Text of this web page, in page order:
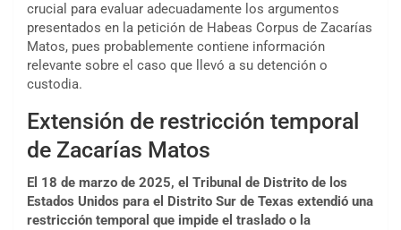
crucial para evaluar adecuadamente los argumentos
presentados en la petición de Habeas Corpus de Zacarías
Matos, pues probablemente contiene información
relevante sobre el caso que llevó a su detención o
custodia.
Extensión de restricción temporal
de Zacarías Matos
El 18 de marzo de 2025, el Tribunal de Distrito de los
Estados Unidos para el Distrito Sur de Texas extendió una
restricción temporal que impide el traslado o la